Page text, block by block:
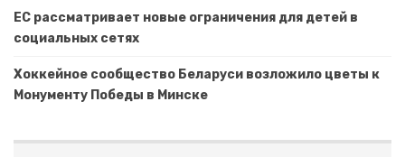
ЕС рассматривает новые ограничения для детей в
социальных сетях
Хоккейное сообщество Беларуси возложило цветы к
Монументу Победы в Минске